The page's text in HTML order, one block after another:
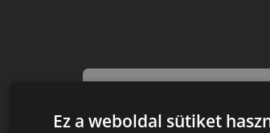
Ez a weboldal sütiket